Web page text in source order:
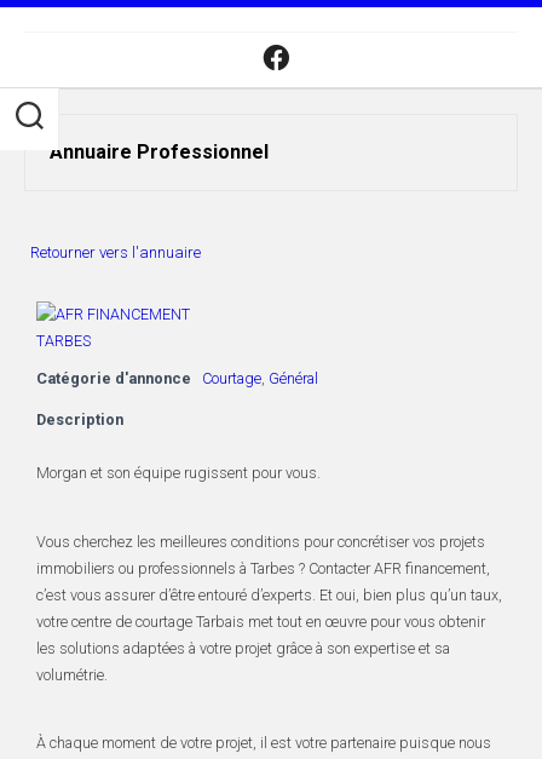
Skip
Annuaire Professionnel
Retourner vers l'annuaire
Catégorie d'annonce Courtage, Général
Description
Morgan et son équipe rugissent pour vous.
Vous cherchez les meilleures conditions pour concrétiser vos projets
immobiliers ou professionnels à Tarbes ? Contacter AFR financement,
c’est vous assurer d’être entouré d’experts. Et oui, bien plus qu’un taux,
votre centre de courtage Tarbais met tout en œuvre pour vous obtenir
les solutions adaptées à votre projet grâce à son expertise et sa
volumétrie.
À chaque moment de votre projet, il est votre partenaire puisque nous